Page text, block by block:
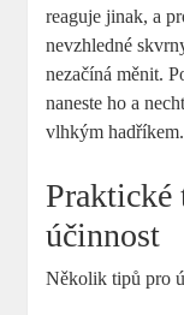
reaguje jinak, a
nevzhledné
nezačíná měnit.
naneste ho a
vlhkým hadříkem.
účinnost
Několik tipů pro